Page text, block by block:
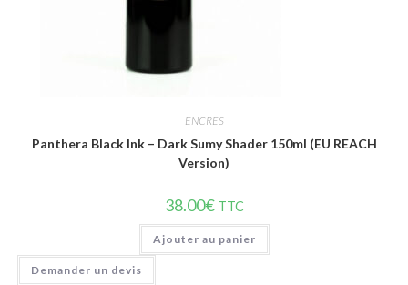
ENCRES
Panthera Black Ink – Dark Sumy Shader 150ml (EU REACH
Version)
38.00€ TTC
Ajouter au panier
Demander un devis